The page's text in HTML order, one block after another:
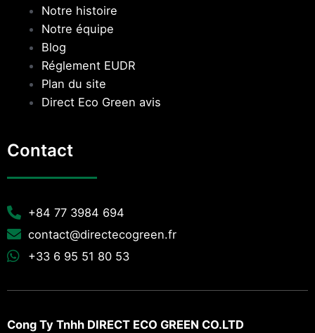
Notre histoire
Notre équipe
Blog
Réglement EUDR
Plan du site
Direct Eco Green avis
Contact
+84 77 3984 694
contact@directecogreen.fr
+33 6 95 51 80 53
Cong Ty Tnhh DIRECT ECO GREEN CO.LTD